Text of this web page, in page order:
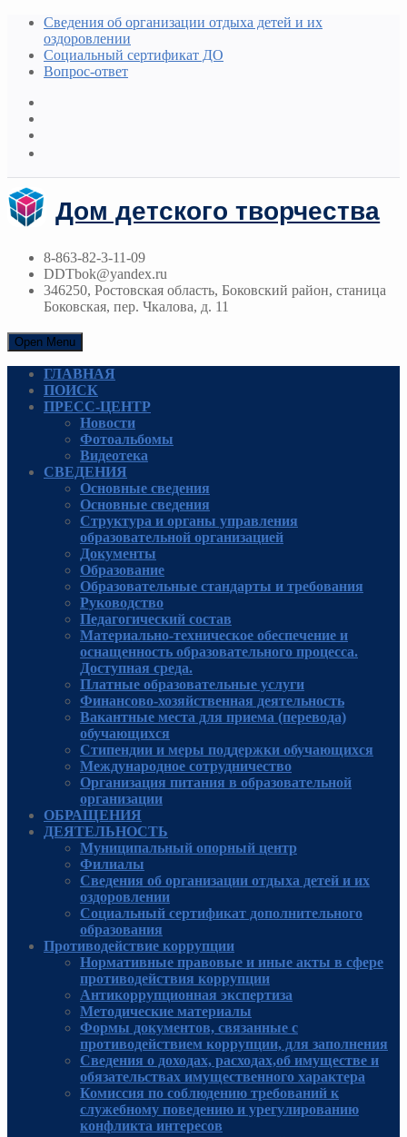
Сведения об организации отдыха детей и их
оздоровлении
Социальный сертификат ДО
Вопрос-ответ
Дом детского творчества
8-863-82-3-11-09
DDTbok@yandex.ru
346250, Ростовская область, Боковский район, станица
Боковская, пер. Чкалова, д. 11
Open Menu
ГЛАВНАЯ
ПОИСК
ПРЕСС-ЦЕНТР
Новости
Фотоальбомы
Видеотека
СВЕДЕНИЯ
Основные сведения
Основные сведения
Структура и органы управления
образовательной организацией
Документы
Образование
Образовательные стандарты и требования
Руководcтво
Педагогический состав
Материально-техническое обеспечение и
оснащенность образовательного процесса.
Доступная среда.
Платные образовательные услуги
Финансово-хозяйственная деятельность
Вакантные места для приема (перевода)
обучающихся
Стипендии и меры поддержки обучающихся
Международное сотрудничество
Организация питания в образовательной
организации
ОБРАЩЕНИЯ
ДЕЯТЕЛЬНОСТЬ
Муниципальный опорный центр
Филиалы
Сведения об организации отдыха детей и их
оздоровлении
Социальный сертификат дополнительного
образования
Противодействие коррупции
Нормативные правовые и иные акты в сфере
противодействия коррупции
Антикоррупционная экспертиза
Методические материалы
Формы документов, связанные с
противодействием коррупции, для заполнения
Сведения о доходах, расходах,об имуществе и
обязательствах имущественного характера
Комиссия по соблюдению требований к
служебному поведению и урегулированию
конфликта интересов